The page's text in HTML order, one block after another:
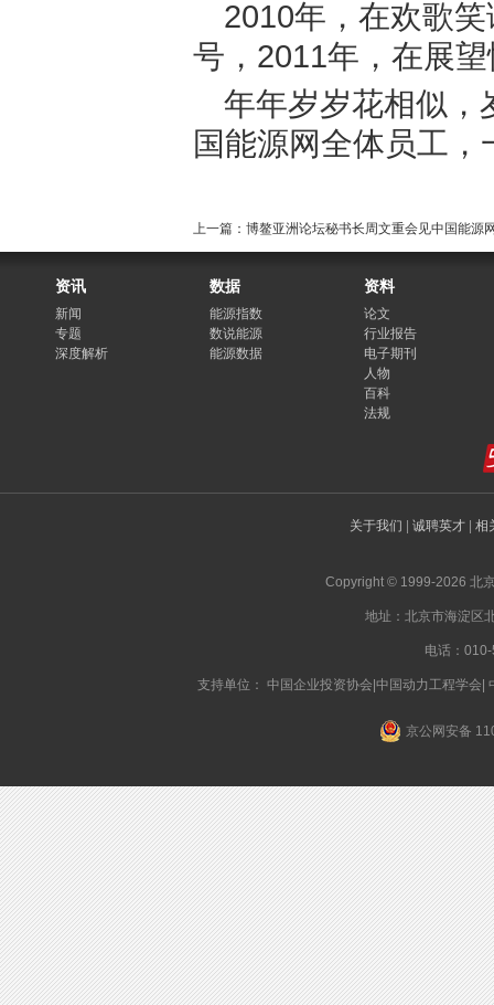
2010年，在欢歌
号，2011年，在展
年年岁岁花相似，
国能源网全体员工
上一篇：博鳌亚洲论坛秘书长周文重会见中国能源
资讯
新闻
专题
深度解析
数据
能源指数
数说能源
能源数据
资料
论文
行业报告
电子期刊
人物
百科
法规
关于我们 诚聘英才 相
Copyright © 1999-2026 北
地址：北京市海淀区
电话：
支持单位： 中国企业投资协会|中国动力工程学会
京公网安备